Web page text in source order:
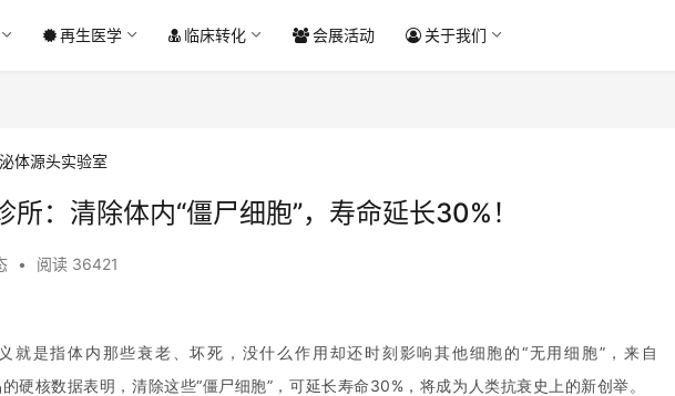
再生医学 临床转化 会展活动 关于我们
所：清除体内“僵尸细胞”，寿命延长30%！
• 阅读 36421
就是指体内那些衰老、坏死，没什么作用却还时刻影响其他细胞的“无用细胞”，来自
的硬核数据表明，清除这些“僵尸细胞”，可延长寿命30%，将成为人类抗衰史上的新创举。